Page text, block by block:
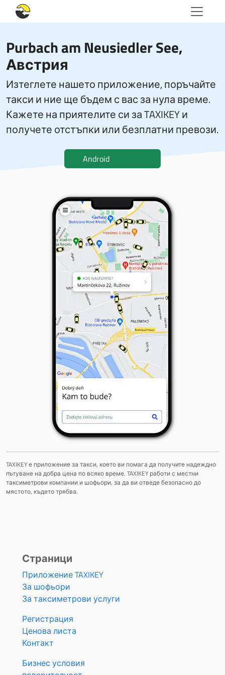
Purbach am Neusiedler See,
Австрия
Изтеглете нашето приложение, поръчайте
такси и ние ще бъдем с вас за нула време.
Кажете на приятелите си за TAXIKEY и
получете отстъпки или безплатни превози.
Android
TAXIKEY е приложение за такси, което ви помага да получите надеждно
пътуване на добра цена по всяко време. TAXIKEY работи с местни
таксиметрови компании и шофьори, за да ви отведе безопасно до
мястото, където трябва.
Страници
Приложение TAXIKEY
За шофьори
За таксиметрови услуги
Регистрация
Ценова листа
Контакт
Бизнес условия